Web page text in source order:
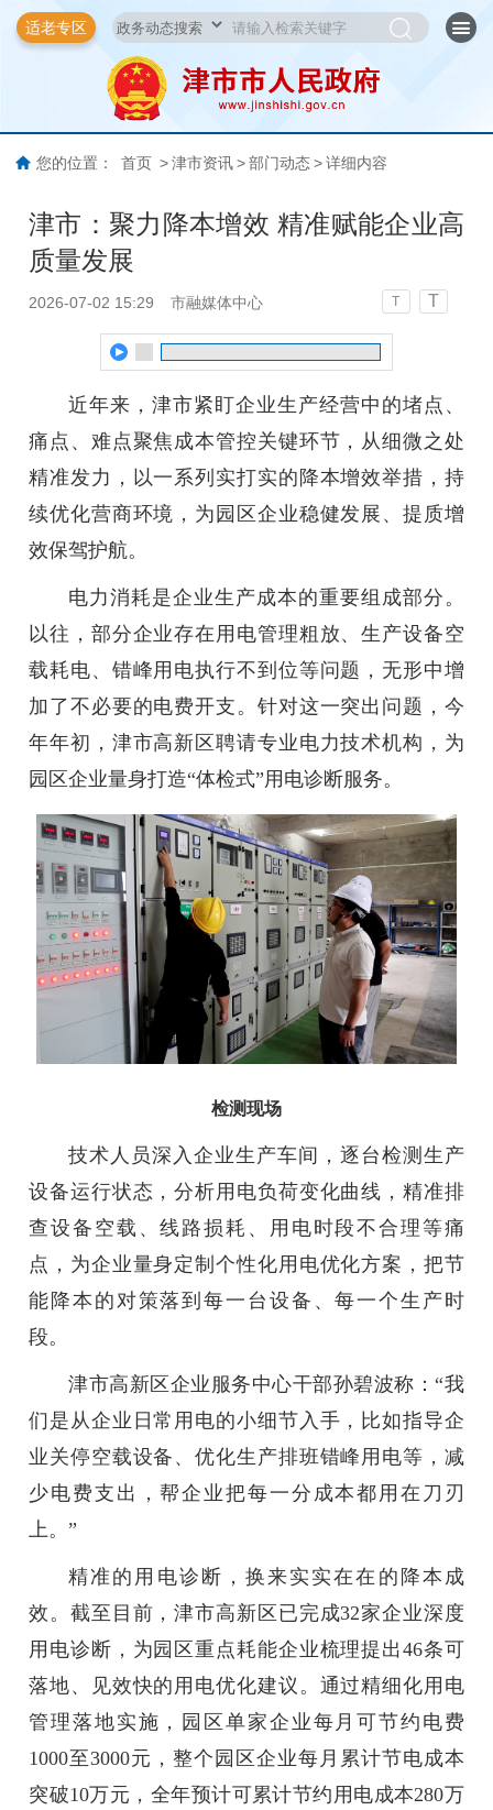
适老专区
您的位置： 首页 > 津市资讯 > 部门动态 > 详细内容
津市：聚力降本增效 精准赋能企业高
质量发展
2026-07-02 15:29 市融媒体中心 T T
近年来，津市紧盯企业生产经营中的堵点、
痛点、难点聚焦成本管控关键环节，从细微之处
精准发力，以一系列实打实的降本增效举措，持
续优化营商环境，为园区企业稳健发展、提质增
效保驾护航。
电力消耗是企业生产成本的重要组成部分。
以往，部分企业存在用电管理粗放、生产设备空
载耗电、错峰用电执行不到位等问题，无形中增
加了不必要的电费开支。针对这一突出问题，今
年年初，津市高新区聘请专业电力技术机构，为
园区企业量身打造“体检式”用电诊断服务。
检测现场
技术人员深入企业生产车间，逐台检测生产
设备运行状态，分析用电负荷变化曲线，精准排
查设备空载、线路损耗、用电时段不合理等痛
点，为企业量身定制个性化用电优化方案，把节
能降本的对策落到每一台设备、每一个生产时
段。
津市高新区企业服务中心干部孙碧波称：“我
们是从企业日常用电的小细节入手，比如指导企
业关停空载设备、优化生产排班错峰用电等，减
少电费支出，帮企业把每一分成本都用在刀刃
上。”
精准的用电诊断，换来实实在在的降本成
效。截至目前，津市高新区已完成32家企业深度
用电诊断，为园区重点耗能企业梳理提出46条可
落地、见效快的用电优化建议。通过精细化用电
管理落地实施，园区单家企业每月可节约电费
1000至3000元，整个园区企业每月累计节电成本
突破10万元，全年预计可累计节约用电成本280万